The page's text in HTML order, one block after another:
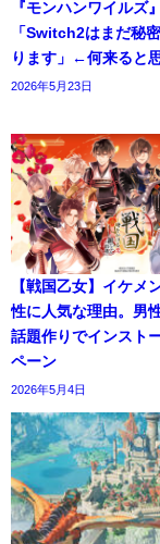
『モンハンワイルズ
「Switch2はまだ秘
ります」←何来ると
2026年5月23日
【戦国乙女】イケメ
性に人気な理由。男
話題作りでインスト
ペーン
2026年5月4日